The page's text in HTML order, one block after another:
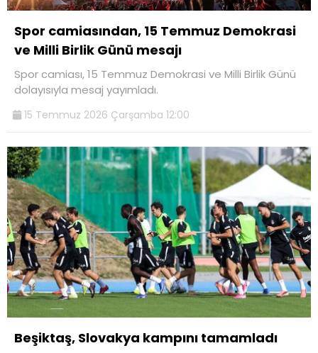
Spor camiasından, 15 Temmuz Demokrasi
ve Milli Birlik Günü mesajı
Spor camiası, 15 Temmuz Demokrasi ve Milli Birlik Günü
dolayısıyla mesaj yayımladı.
15 Temmuz 2026 Çarşamba 12:00
Beşiktaş, Slovakya kampını tamamladı